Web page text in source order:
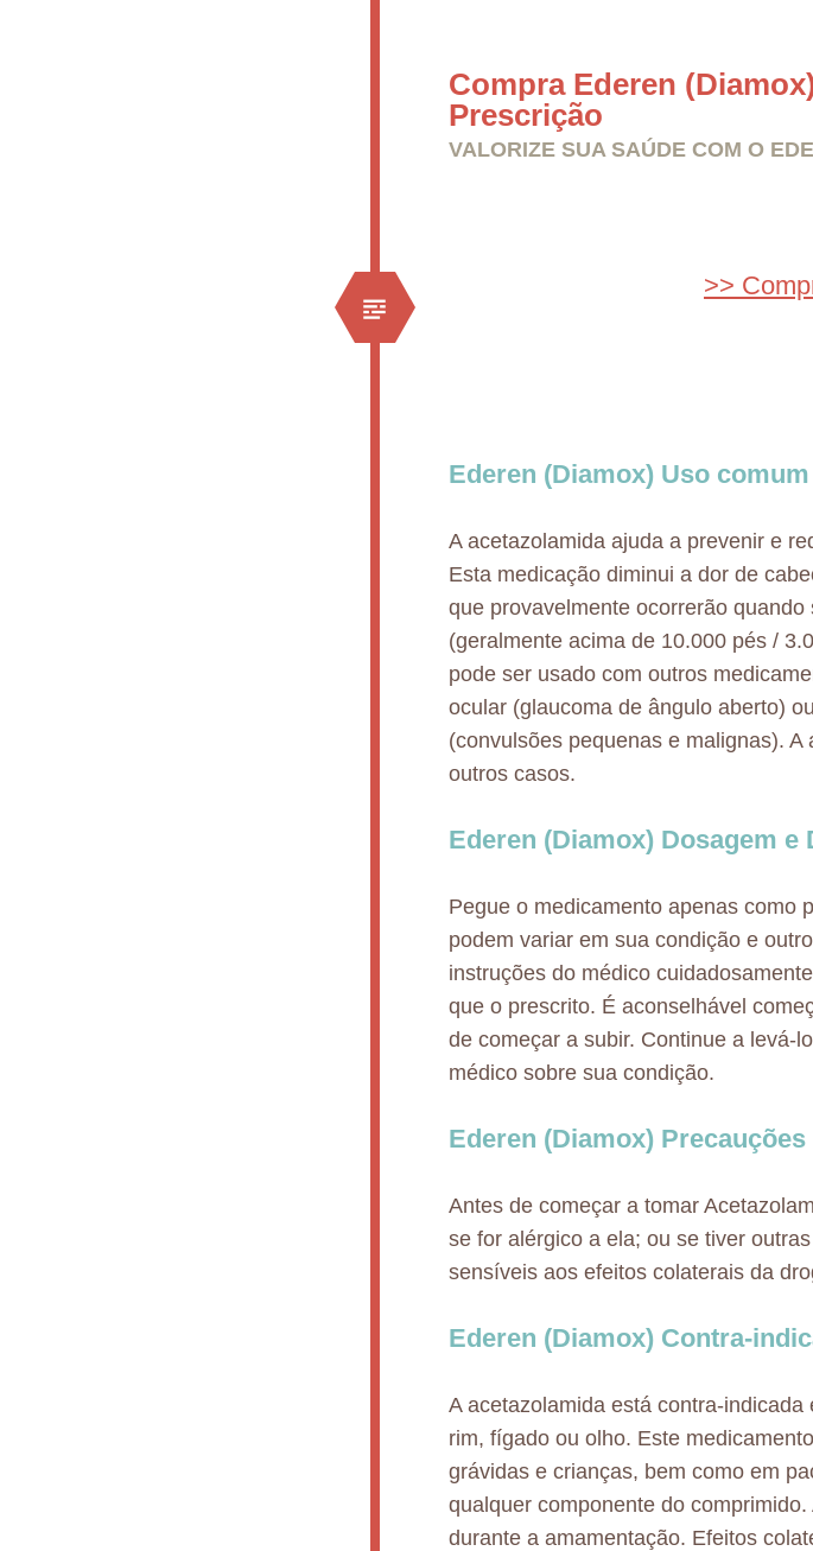
Compra Ederen
Prescrição
VALORIZE SUA SAÚDE COM O
>>
Ederen (Diamox) Uso comum
A acetazolamida ajuda a prevenir e
Esta medicação diminui a dor de
que provavelmente ocorrerão
(geralmente acima de 10.000 pés /
pode ser usado com outros
ocular (glaucoma de ângulo aberto)
(convulsões pequenas e malignas).
outros casos.
Ederen (Diamox) Dosagem e
Pegue o medicamento apenas como
podem variar em sua condição e
instruções do médico
que o prescrito. É aconselhável
de começar a subir. Continue a levá-
médico sobre sua condição.
Ederen (Diamox) Precauções
Antes de começar a tomar
se for alérgico a ela; ou se tiver
sensíveis aos efeitos colaterais da
Ederen (Diamox) Contra-
A acetazolamida está contra-
rim, fígado ou olho. Este
grávidas e crianças, bem como em
qualquer componente do
durante a amamentação. Efeitos